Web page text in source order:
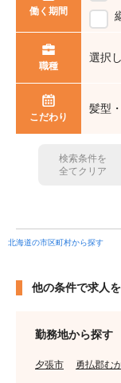
働く期間
職種
選択
こだわり
髪型
検索条件を
全てクリア
北海道の市区町村から探す
他の条件で求人
勤務地から探す
夕張市 勇払郡む